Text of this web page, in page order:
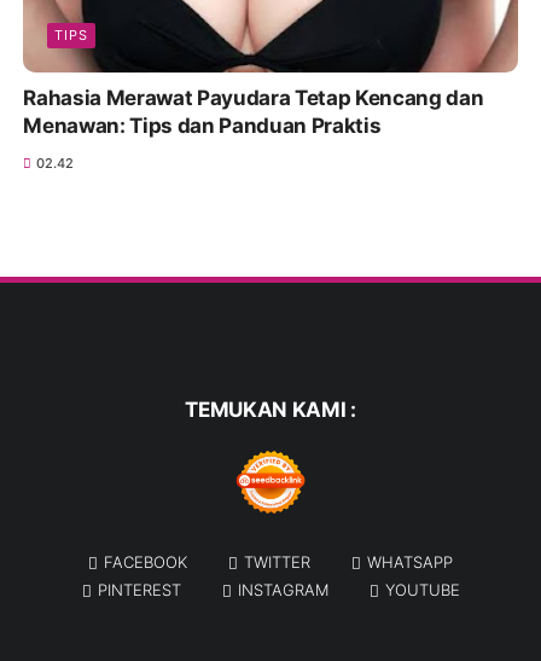
TIPS
Rahasia Merawat Payudara Tetap Kencang dan
Menawan: Tips dan Panduan Praktis
02.42
TEMUKAN KAMI :
FACEBOOK TWITTER
WHATSAPP
PINTEREST
INSTAGRAM YOUTUBE